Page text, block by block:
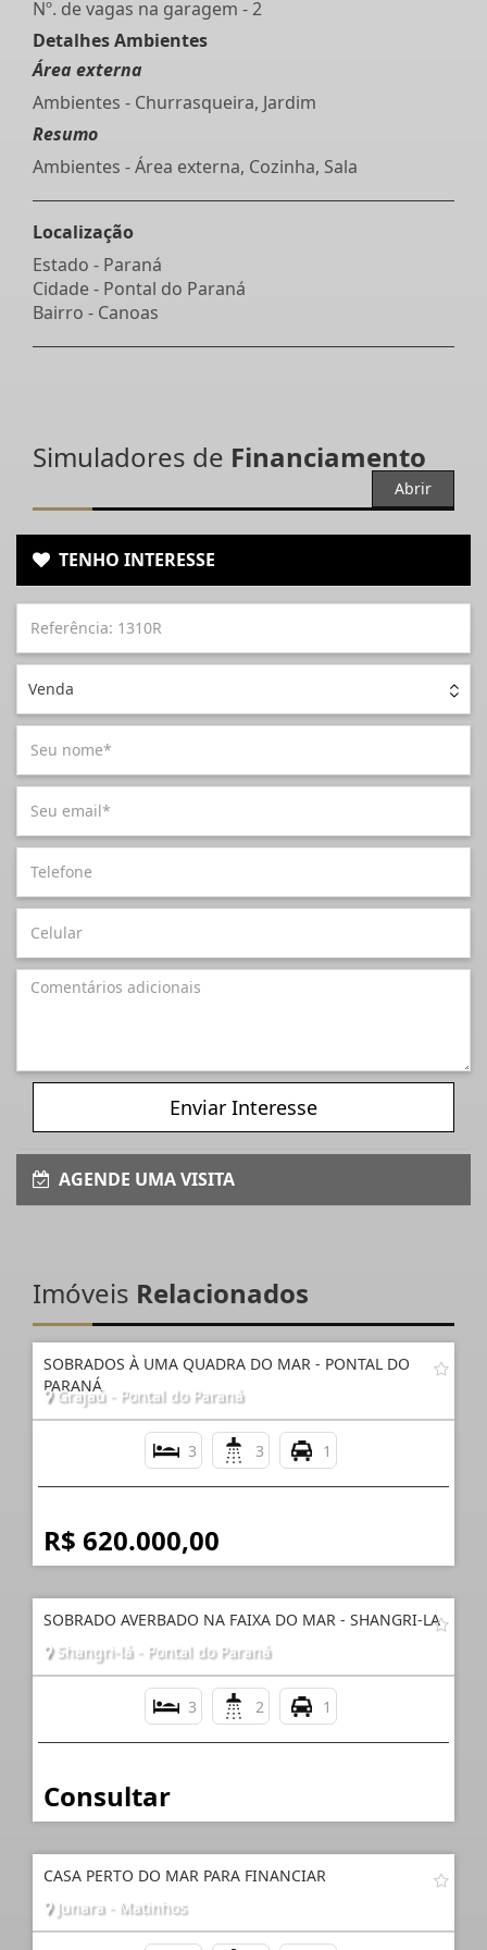
Nº. de vagas na garagem - 2
Detalhes Ambientes
Área externa
Ambientes - Churrasqueira, Jardim
Resumo
Ambientes - Área externa, Cozinha, Sala
Localização
Estado - Paraná
Cidade - Pontal do Paraná
Bairro - Canoas
Simuladores de Financiamento
Abrir
TENHO INTERESSE
Venda
Enviar Interesse
AGENDE UMA VISITA
Imóveis Relacionados
SOBRADOS À UMA QUADRA DO MAR - PONTAL DO
PARANÁ
Grajaú - Pontal do Paraná
3 3 1
R$ 620.000,00
SOBRADO AVERBADO NA FAIXA DO MAR - SHANGRI-LA
Shangri-lá - Pontal do Paraná
3 2 1
Consultar
CASA PERTO DO MAR PARA FINANCIAR
Junara - Matinhos